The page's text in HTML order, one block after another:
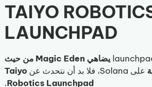
2. TAIYO
LAUNCHPAD
يضاهي Magic Eden من حيث
على Solana، فلا بد أن نتحدث عن
Taiyo
Robotics Launchpad
.